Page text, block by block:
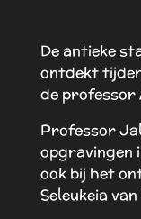
De antieke
ontdekt
de professor
Professor
opgravingen
ook bij het
Seleukeia van